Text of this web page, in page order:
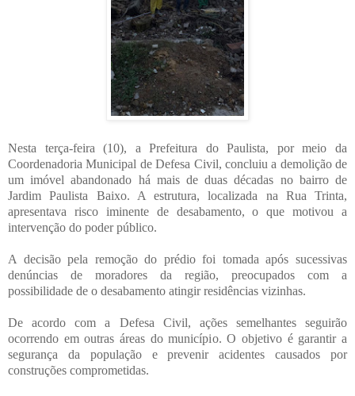
Nesta terça-feira (10), a Prefeitura do Paulista, por meio da
Coordenadoria Municipal de Defesa Civil, concluiu a demolição de
um imóvel abandonado há mais de duas décadas no bairro de
Jardim Paulista Baixo. A estrutura, localizada na Rua Trinta,
apresentava risco iminente de desabamento, o que motivou a
intervenção do poder público.
A decisão pela remoção do prédio foi tomada após sucessivas
denúncias de moradores da região, preocupados com a
possibilidade de o desabamento atingir residências vizinhas.
De acordo com a Defesa Civil, ações semelhantes seguirão
ocorrendo em outras áreas do município. O objetivo é garantir a
segurança da população e prevenir acidentes causados por
construções comprometidas.